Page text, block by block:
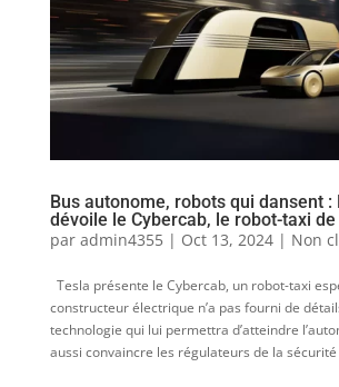
Bus autonome, robots qui dansent :
dévoile le Cybercab, le robot-taxi de
par admin4355| Oct 13, 2024| Non
Tesla présente le Cybercab, un robot-taxi
constructeur électrique n’a pas fourni de
technologie qui lui permettra d’atteindre
aussi convaincre les régulateurs de la sécurité